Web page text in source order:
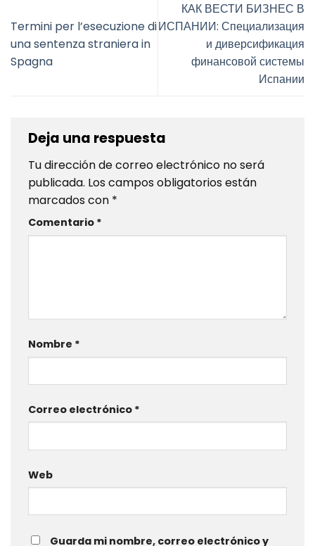
Termini per l’esecuzione di
una sentenza straniera in
Spagna
КАК ВЕСТИ БИЗНЕС В
ИСПАНИИ: Специализация
и диверсификация
финансовой системы
Испании
Deja una respuesta
Tu dirección de correo electrónico no será
publicada. Los campos obligatorios están
marcados con *
Comentario *
Nombre *
Correo electrónico *
Web
Guarda mi nombre, correo electrónico y